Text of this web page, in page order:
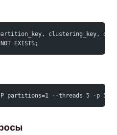
clustering_key,
EXISTS;
partitions=1 --threads 5 -p 50 --